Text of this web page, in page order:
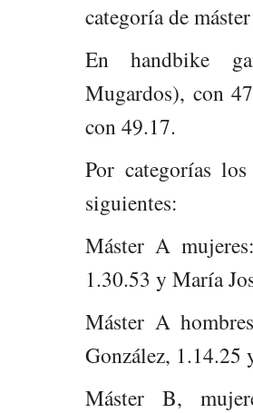
categoría de
En handbike
Mugardos), con
con 49.17.
Por categorías
siguientes:
Máster A
1.30.53 y María
Máster A
González, 1.14.25
Máster B,